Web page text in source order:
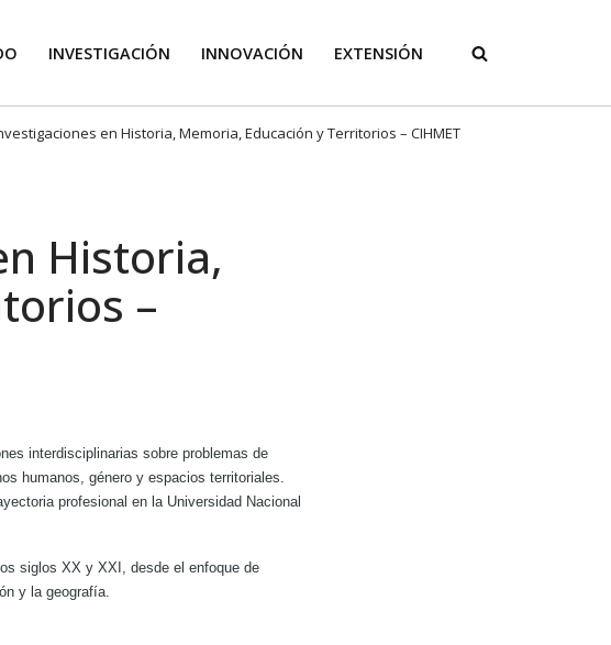
INVESTIGACIÓN INNOVACIÓN EXTENSIÓN
en Historia, Memoria, Educación y Territorios – CIHMET
Historia,
–
interdisciplinarias sobre problemas de
humanos, género y espacios territoriales.
profesional en la Universidad Nacional
siglos XX y XXI, desde el enfoque de
y la geografía.